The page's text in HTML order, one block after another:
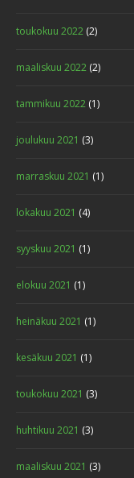
toukokuu 2022 (2)
maaliskuu 2022 (2)
tammikuu 2022 (1)
joulukuu 2021 (3)
marraskuu 2021 (1)
lokakuu 2021 (4)
syyskuu 2021 (1)
elokuu 2021 (1)
heinäkuu 2021 (1)
kesäkuu 2021 (1)
toukokuu 2021 (3)
huhtikuu 2021 (3)
maaliskuu 2021 (3)